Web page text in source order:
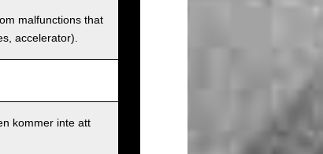
malfunctions that
accelerator).
kommer inte att